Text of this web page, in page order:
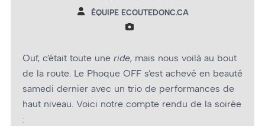
ÉQUIPE ECOUTEDONC.CA
Ouf, c’était toute une ride, mais nous voilà au bout
de la route. Le Phoque OFF s’est achevé en beauté
samedi dernier avec un trio de performances de
haut niveau. Voici notre compte rendu de la soirée
: